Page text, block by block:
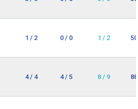
1 / 2 0 / 0 1 / 2
4 / 4 4 / 5 8 / 9